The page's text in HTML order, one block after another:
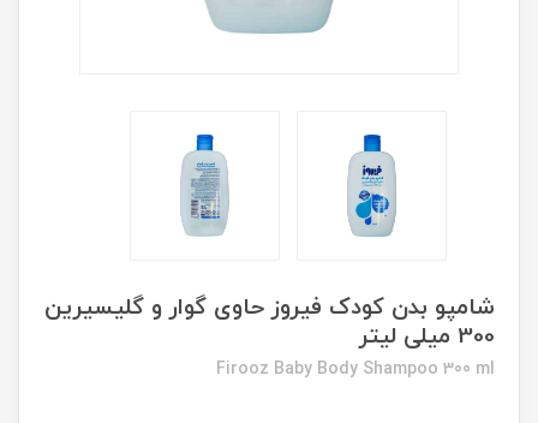
شامپو بدن کودک فیروز حاوی گوار و گلیسیرین
300 میلی لیتر
Firooz Baby Body Shampoo 300 ml